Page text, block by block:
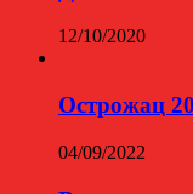
12/10/2020
Острожац
04/09/2022